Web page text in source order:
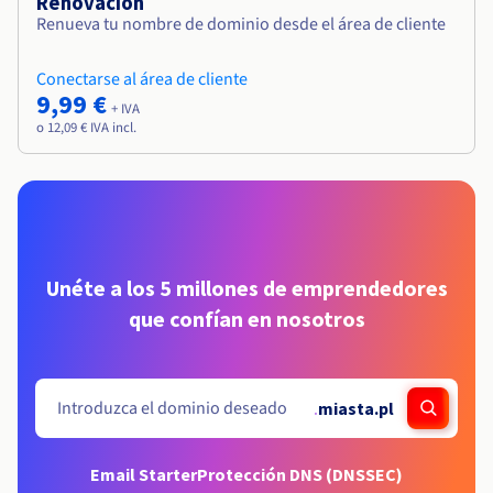
Renueva tu nombre de dominio desde el área de cliente
Conectarse al área de cliente
9,99 € + IVA
o 12,09 € IVA incl.
Unéte a los 5 millones de emprendedores
que confían en nosotros
.miasta.pl
Email StarterProtección DNS (DNSSEC)